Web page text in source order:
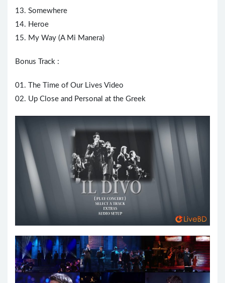
13. Somewhere
14. Heroe
15. My Way (A Mi Manera)
Bonus Track :
01. The Time of Our Lives Video
02. Up Close and Personal at the Greek